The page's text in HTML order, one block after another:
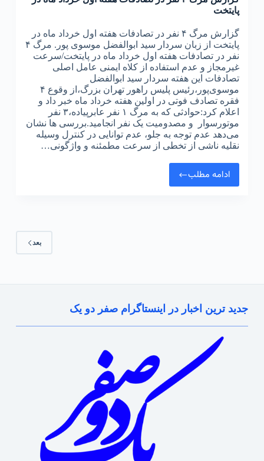
پایتخت
گزارش مرگ ۴ نفر در تصادفات هفته اول خرداد ماه در
پایتخت از زبان سردار سید ابوالفضل موسوی پور. مرگ ۴
نفر در تصادفات هفته اول خرداد ماه در پایتخت/سرعت
غیرمجاز و عدم استفاده از کلاه ایمنی عامل اصلی
تصادفات این هفته سردار سید ابوالفضل
موسوی‌پور،رئیس پلیس راهور تهران بزرگ،از وقوع ۴
فقره تصادف فوتی در اولین هفته خرداد ماه خبر داد و
اعلام کرد:حوادثی که به مرگ ۱ نفر عابرپیاده،۳ نفر
موتورسوار و مصدومیت یک نفر انجامید.بررسی‌ ها نشان
می‌دهد عدم توجه به جلو، عدم توانایی در کنترل وسیله
نقلیه ناشی از تخطی از سرعت مطمئنه و واژگونی…
ادامه مطلب
گزارش
ماه
در
پایتخت
بعد
جدید ترین اخبار در اینستاگرام صفر دو یک